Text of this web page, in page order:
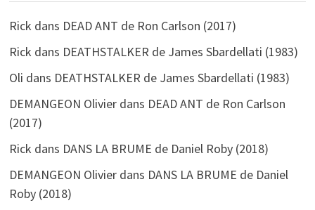
Rick dans DEAD ANT de Ron Carlson (2017)
Rick dans DEATHSTALKER de James Sbardellati (1983)
Oli dans DEATHSTALKER de James Sbardellati (1983)
DEMANGEON Olivierdans DEAD ANT de Ron Carlson
(2017)
Rick dans DANS LA BRUME de Daniel Roby (2018)
DEMANGEON Olivierdans DANS LA BRUME de Daniel
Roby (2018)